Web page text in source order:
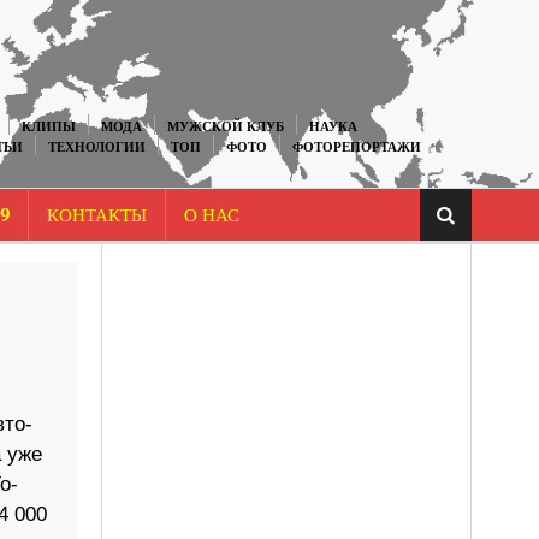
КЛИПЫ МОДА МУЖСКОЙ КЛУБ
НАУКА
ТЕХНОЛОГИИ ТОП ФОТО
ФОТОРЕПОРТАЖИ
КОНТАКТЫ О НАС
уже
000